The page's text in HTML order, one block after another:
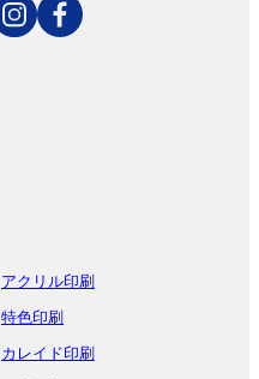
アクリル印刷
特色印刷
カレイド印刷